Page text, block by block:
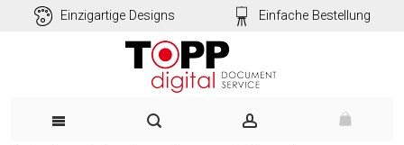
Einzigartige Designs Einfache Bestellung